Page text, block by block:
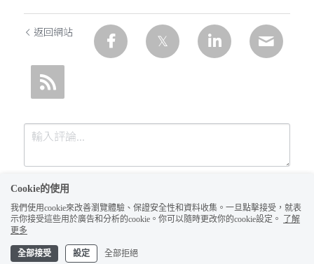
返回網站
Cookie的使用
我們使用cookie來改善瀏覽體驗、保證安全性和資料收集。一旦點擊接受，就表
示你接受這些用於廣告和分析的cookie。你可以隨時更改你的cookie設定。
了解
更多
全部接受 設定 全部拒絕